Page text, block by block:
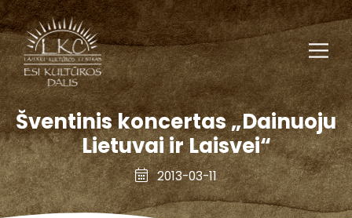
Šventinis koncertas „Dainuoju
Lietuvai ir Laisvei“
2013-03-11